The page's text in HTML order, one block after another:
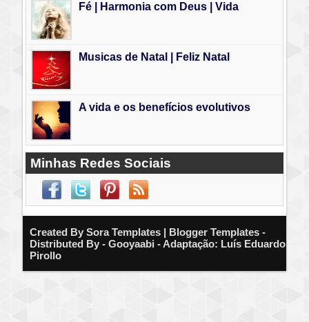
Fé | Harmonia com Deus | Vida
Musicas de Natal | Feliz Natal
A vida e os benefícios evolutivos
Minhas Redes Sociais
Created By Sora Templates | Blogger Templates -
Distributed By - Gooyaabi - Adaptação: Luís Eduardo
Pirollo